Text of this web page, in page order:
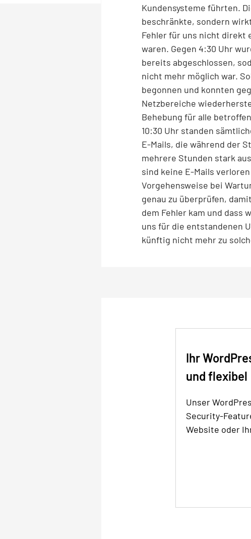
Kundensysteme führten.
beschränkte, sondern
Fehler für uns nicht direkt
waren. Gegen 4:30 Uhr
bereits abgeschlossen,
nicht mehr möglich war.
begonnen und konnten
Netzbereiche
Behebung für alle
10:30 Uhr standen
E-Mails, die während der
mehrere Stunden stark
sind keine E-Mails
Vorgehensweise bei
genau zu überprüfen,
dem Fehler kam und dass
uns für die entstandenen
künftig nicht mehr zu
Ihr
und flexibel
Unser
Security-
Website oder